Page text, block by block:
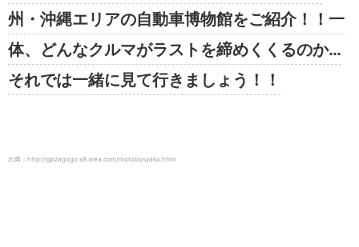
州・沖縄エリアの自動車博物館をご紹介！！一
体、どんなクルマがラストを締めくくるのか…
それでは一緒に見て行きましょう！！
出典：http://gpzagogo.s8.xrea.com/motobusyako.html